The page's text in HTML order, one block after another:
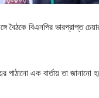
বৈঠকে বিএনপির ভারপ্রাপ্ত
পাঠানো এক বার্তায় তা জানানো